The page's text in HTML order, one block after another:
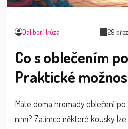
Dalibor Hrůza 29
Co s oblečením
Praktické
Máte doma hromady oblečení po
nimi? Zatímco některé kousky